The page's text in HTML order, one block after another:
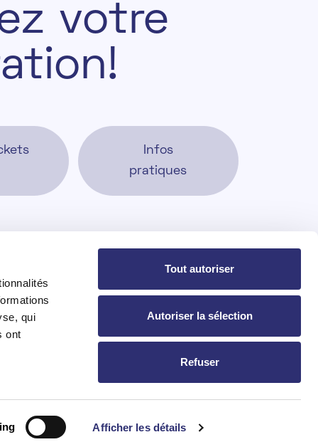
qui
ont
Afficher les détails
Tout autoriser
Autoriser la sélection
Refuser
z votre
ation!
Infos
pratiques
Explorations
Shows
News